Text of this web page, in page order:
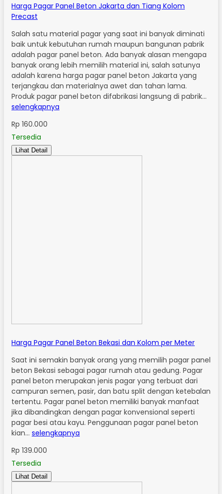
Harga Pagar Panel Beton Jakarta dan Tiang Kolom
Precast
Salah satu material pagar yang saat ini banyak diminati
baik untuk kebutuhan rumah maupun bangunan pabrik
adalah pagar panel beton. Ada banyak alasan mengapa
banyak orang lebih memilih material ini, salah satunya
adalah karena harga pagar panel beton Jakarta yang
terjangkau dan materialnya awet dan tahan lama.
Produk pagar panel beton difabrikasi langsung di pabrik…
selengkapnya
Rp 160.000
Tersedia
Lihat Detail
Harga Pagar Panel Beton Bekasi dan Kolom per Meter
Saat ini semakin banyak orang yang memilih pagar panel
beton Bekasi sebagai pagar rumah atau gedung. Pagar
panel beton merupakan jenis pagar yang terbuat dari
campuran semen, pasir, dan batu split dengan ketebalan
tertentu. Pagar panel beton memiliki banyak manfaat
jika dibandingkan dengan pagar konvensional seperti
pagar besi atau kayu. Penggunaan pagar panel beton
kian… selengkapnya
Rp 139.000
Tersedia
Lihat Detail